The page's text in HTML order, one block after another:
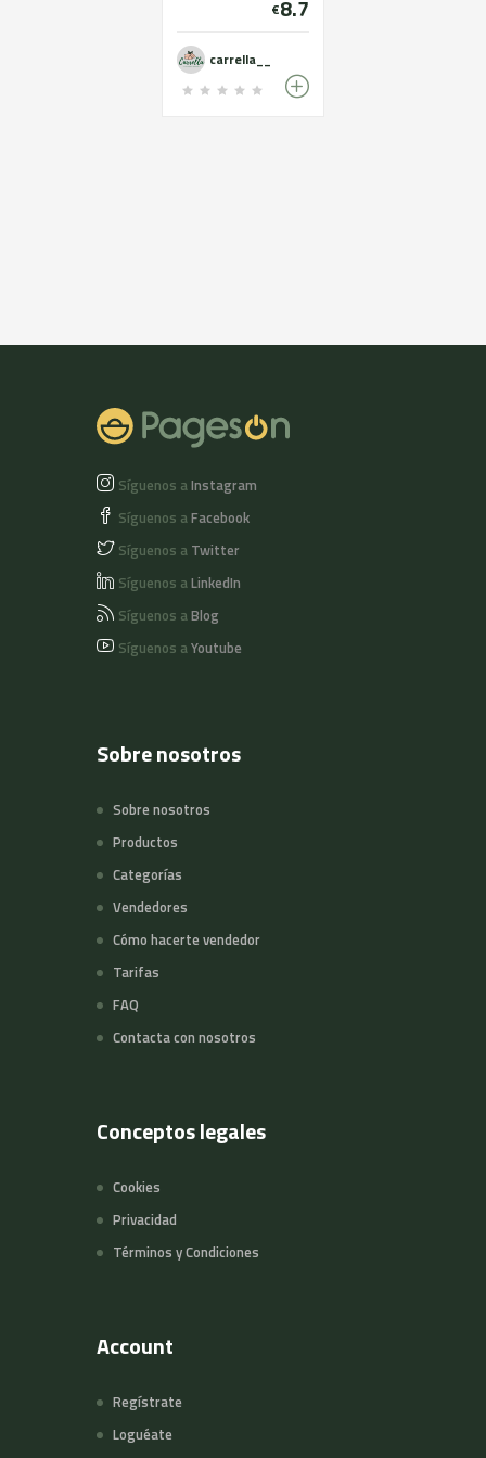
CONTÉ SUCRE.
€8.7
carrella__
Síguenos aInstagram
Síguenos aFacebook
Síguenos a Twitter
Síguenos aLinkedIn
Síguenos aBlog
Síguenos aYoutube
Sobre nosotros
Sobre nosotros
Productos
Categorías
Vendedores
Cómo hacerte vendedor
Tarifas
FAQ
Contacta con nosotros
Conceptos legales
Cookies
Privacidad
Términos y Condiciones
Account
Regístrate
Loguéate